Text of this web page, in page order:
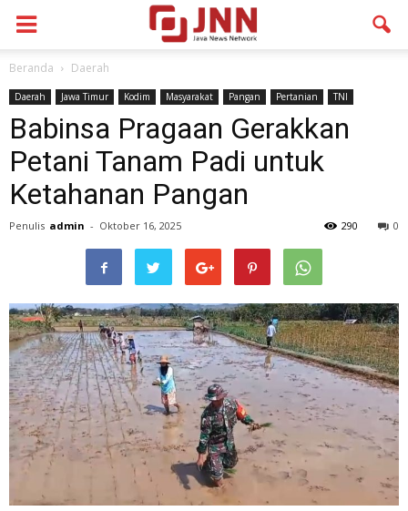
Beranda Daerah
Daerah Jawa Timur Kodim Masyarakat Pangan Pertanian TNI
Babinsa Pragaan Gerakkan
Petani Tanam Padi untuk
Ketahanan Pangan
Penulis admin - Oktober 16, 2025 0
290